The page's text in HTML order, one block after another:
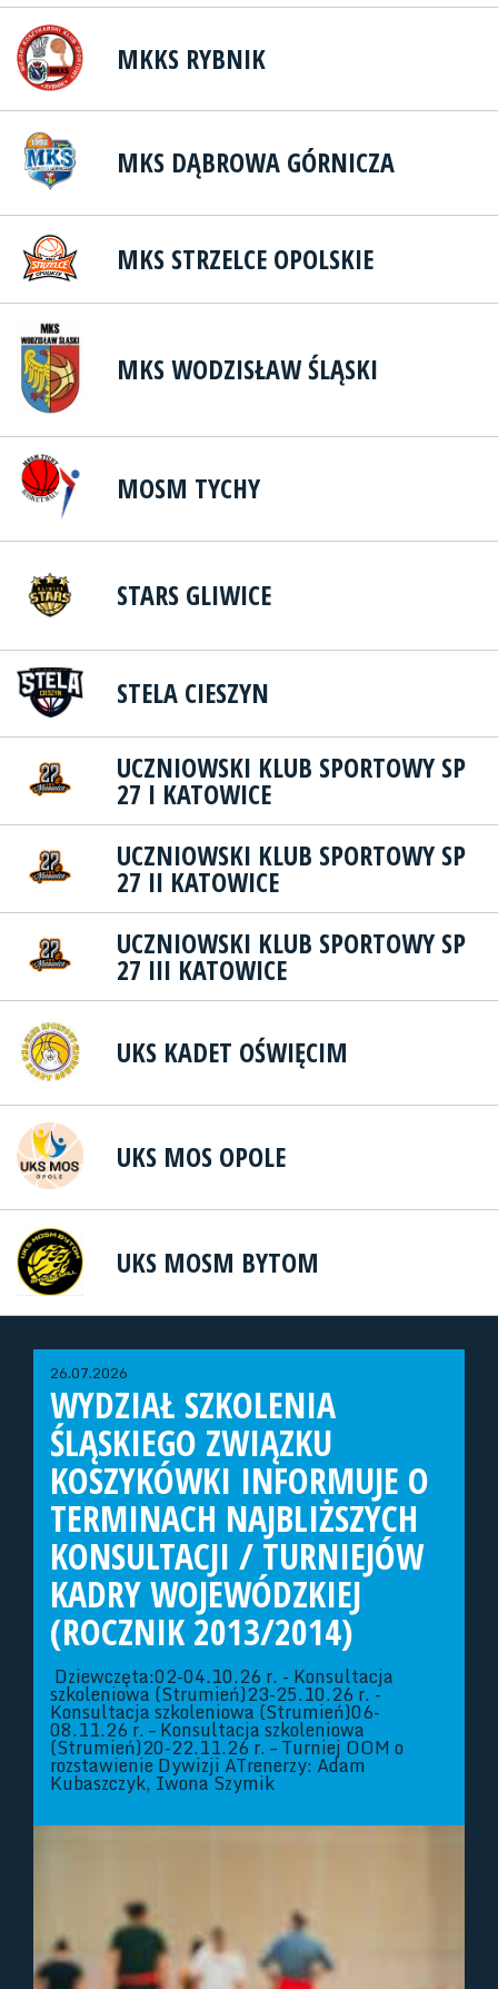
MKKS RYBNIK
MKS DĄBROWA GÓRNICZA
MKS STRZELCE OPOLSKIE
MKS WODZISŁAW ŚLĄSKI
MOSM TYCHY
STARS GLIWICE
STELA CIESZYN
UCZNIOWSKI KLUB SPORTOWY SP
27 I KATOWICE
UCZNIOWSKI KLUB SPORTOWY SP
27 II KATOWICE
UCZNIOWSKI KLUB SPORTOWY SP
27 III KATOWICE
UKS KADET OŚWIĘCIM
UKS MOS OPOLE
UKS MOSM BYTOM
26.07.2026
WYDZIAŁ SZKOLENIA
ŚLĄSKIEGO ZWIĄZKU
KOSZYKÓWKI INFORMUJE O
TERMINACH NAJBLIŻSZYCH
KONSULTACJI / TURNIEJÓW
KADRY WOJEWÓDZKIEJ
(ROCZNIK 2013/2014)
Dziewczęta:02-04.10.26 r. - Konsultacja
szkoleniowa (Strumień)23-25.10.26 r. -
Konsultacja szkoleniowa (Strumień)06-
08.11.26 r. – Konsultacja szkoleniowa
(Strumień)20-22.11.26 r. – Turniej OOM o
rozstawienie Dywizji ATrenerzy: Adam
Kubaszczyk, Iwona Szymik